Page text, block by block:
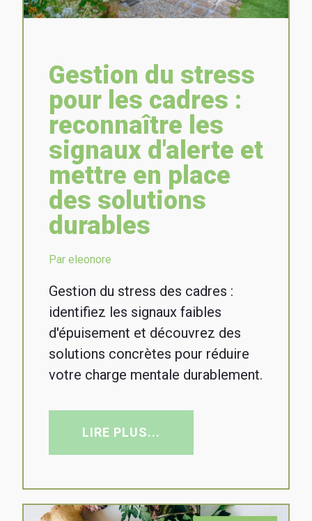
Gestion du stress
pour les cadres :
reconnaître les
signaux d'alerte et
mettre en place
des solutions
durables
Par eleonore
Gestion du stress des cadres :
identifiez les signaux faibles
d'épuisement et découvrez des
solutions concrètes pour réduire
votre charge mentale durablement.
LIRE PLUS...